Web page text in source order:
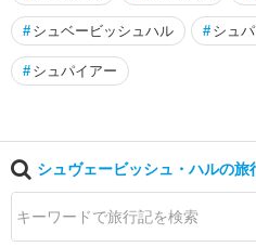
ハ
ン
・
ミ
デ
ン
ハ
ー
# シュベービッシュハル # シュ
# シュパイアー
シュヴェービッシュ・ハルの